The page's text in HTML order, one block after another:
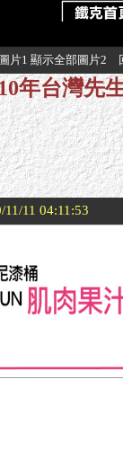
片1 顯示全部圖片2
年台灣先
11/11 04:11:53